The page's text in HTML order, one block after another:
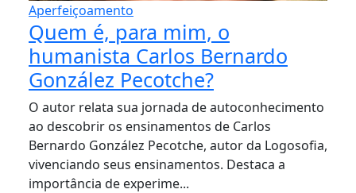
Aperfeiçoamento
Quem é, para mim, o
humanista Carlos Bernardo
González Pecotche?
O autor relata sua jornada de autoconhecimento
ao descobrir os ensinamentos de Carlos
Bernardo González Pecotche, autor da Logosofia,
vivenciando seus ensinamentos. Destaca a
importância de experime...